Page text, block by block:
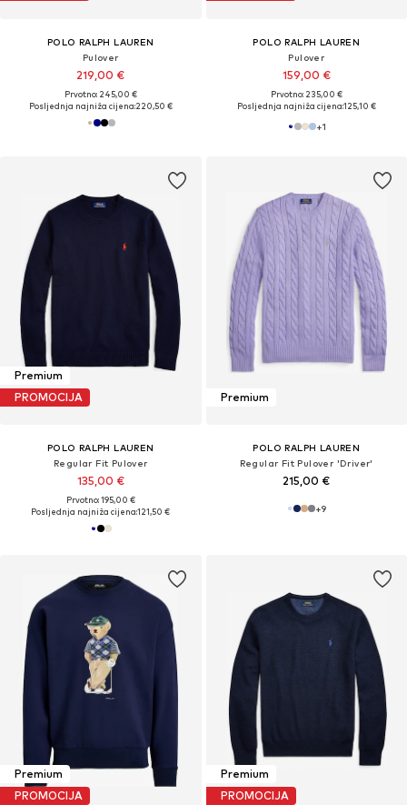
POLO RALPH LAUREN
Pulover
219,00 €
Prvotno: 245,00 €
Posljednja najniža cijena:220,50 €
POLO RALPH LAUREN
Pulover
159,00 €
Prvotno: 235,00 €
Posljednja najniža cijena:125,10 €
+1
Premium
PROMOCIJA
POLO RALPH LAUREN
Regular Fit Pulover
135,00 €
Prvotno: 195,00 €
Posljednja najniža cijena:121,50 €
Premium
POLO RALPH LAUREN
Regular Fit Pulover 'Driver'
215,00 €
+9
Premium
PROMOCIJA
Premium
PROMOCIJA